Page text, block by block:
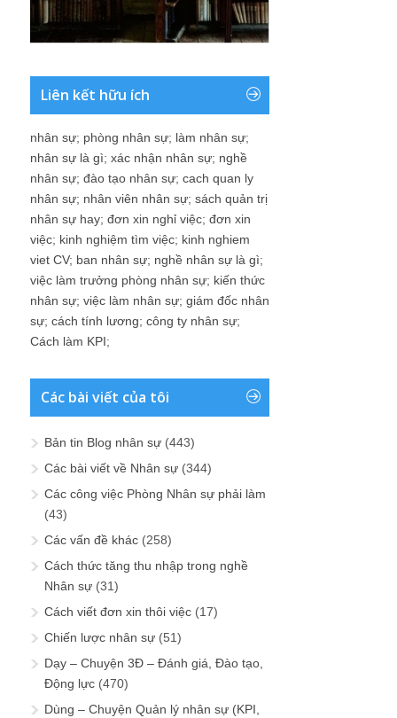
Liên kết hữu ích
nhân sự; phòng nhân sự; làm nhân sự;
nhân sự là gì; xác nhận nhân sự; nghề
nhân sự; đào tạo nhân sự; cach quan ly
nhân sự; nhân viên nhân sự; sách quản trị
nhân sự hay; đơn xin nghỉ việc; đơn xin
việc; kinh nghiệm tìm việc; kinh nghiem
viet CV; ban nhân sự; nghề nhân sự là gì;
việc làm trưởng phòng nhân sự; kiến thức
nhân sự; việc làm nhân sự; giám đốc nhân
sự; cách tính lương; công ty nhân sự;
Cách làm KPI;
Các bài viết của tôi
Bản tin Blog nhân sự (443)
Các bài viết về Nhân sự (344)
Các công việc Phòng Nhân sự phải làm
(43)
Các vấn đề khác (258)
Cách thức tăng thu nhập trong nghề
Nhân sự (31)
Cách viết đơn xin thôi việc (17)
Chiến lược nhân sự (51)
Dạy – Chuyện 3Đ – Đánh giá, Đào tạo,
Động lực (470)
Dùng – Chuyện Quản lý nhân sự (KPI,